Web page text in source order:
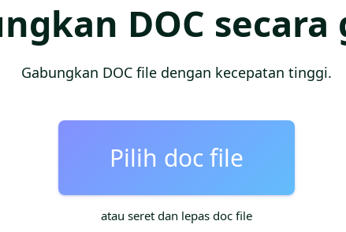
DOC
Gabungkan DOC file dengan kecepatan tinggi.
Pilih doc file
atau seret dan lepas doc file